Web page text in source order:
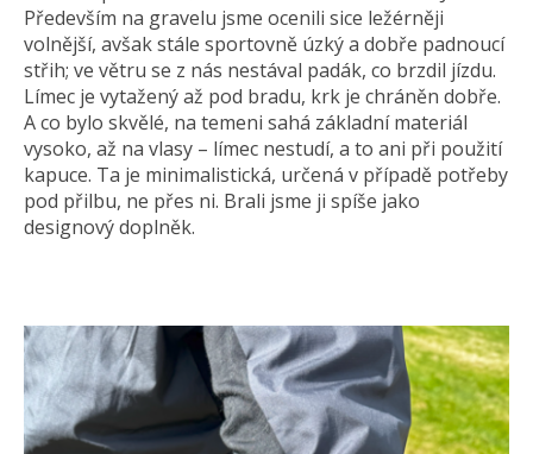
Především na gravelu jsme ocenili sice ležérněji
volnější, avšak stále sportovně úzký a dobře padnoucí
střih; ve větru se z nás nestával padák, co brzdil jízdu.
Límec je vytažený až pod bradu, krk je chráněn dobře.
A co bylo skvělé, na temeni sahá základní materiál
vysoko, až na vlasy – límec nestudí, a to ani při použití
kapuce. Ta je minimalistická, určená v případě potřeby
pod přilbu, ne přes ni. Brali jsme ji spíše jako
designový doplněk.